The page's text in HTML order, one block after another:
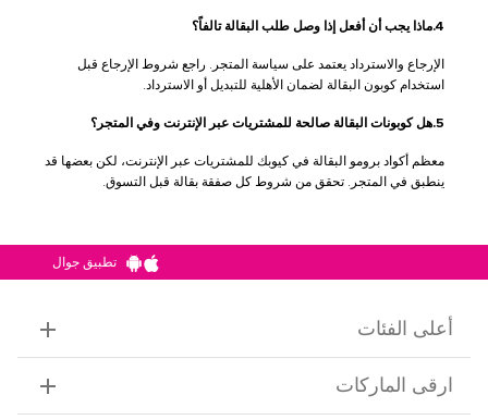
4.ماذا يجب أن أفعل إذا وصل طلب البقالة تالفاً؟
الإرجاع والاسترداد يعتمد على سياسة المتجر. راجع شروط الإرجاع قبل
استخدام كوبون البقالة لضمان الأهلية للتبديل أو الاسترداد.
5.هل كوبونات البقالة صالحة للمشتريات عبر الإنترنت وفي المتجر؟
معظم أكواد برومو البقالة في كيوبك للمشتريات عبر الإنترنت، لكن بعضها قد
ينطبق في المتجر. تحقق من شروط كل صفقة بقالة قبل التسوق.
تطبيق جوال
أعلى الفئات
ارقى الماركات